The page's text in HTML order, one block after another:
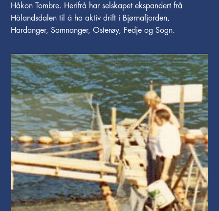
Håkon Tombre. Herifrå har selskapet ekspandert frå
Hålandsdalen til å ha aktiv drift i Bjørnafjorden,
Hardanger, Samnanger, Osterøy, Fedje og Sogn.